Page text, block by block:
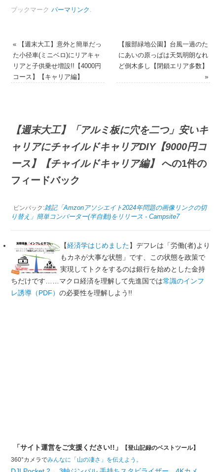
ブックマーク パーマリンク
«【週末大工】意外と簡単だっ
た小径車(ミニベロ)にリアキャ
リアと子供乗せ増設!!【4000円
コース】【キャリア編】
【服部緑地公園】台風一過のた
にあいの原っぱは天気明朗なれ
ど倒木多し【閉鎖エリア多数】
»
【週末大工】「アルミ板に穴を二つ」安いキ
ャリアにチャイルドキャリアDIY【9000円コ
ース】【チャイルドキャリア編】
への1件の
フィードバック
ピンバック:雑記「Amzonアソシエイト2024年問題の画像リンクの切
り替え」簡単コンバーター(半自動)をリリース - Campsite7
【経済学はじめました】デフレは「労働(者)より
もカネが大事な状態」です、この状態を政策で
実現してトクをするのは銀行を始めとした金持
ちだけです……マクロ経済を理解して先進国では常識のインフ
レ誘導（PDF） の必要性を理解しよう!!
「サイト運営をご支援ください!!」
【登山記録のベストツール】
360°カメラでみんなに「山の凄さ」を伝えよう。